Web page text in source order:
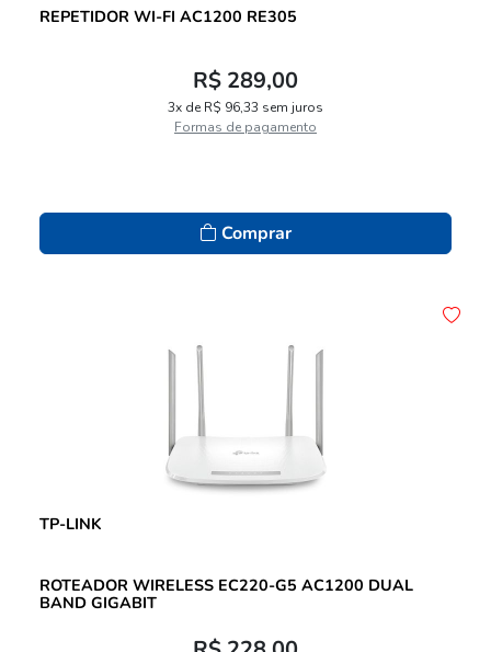
REPETIDOR WI-FI AC1200 RE305
R$ 289,00
3x de R$ 96,33 sem juros
Formas de pagamento
Comprar
TP-LINK
ROTEADOR WIRELESS EC220-G5 AC1200 DUAL
BAND GIGABIT